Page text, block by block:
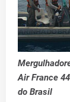
Air France
do Brasil